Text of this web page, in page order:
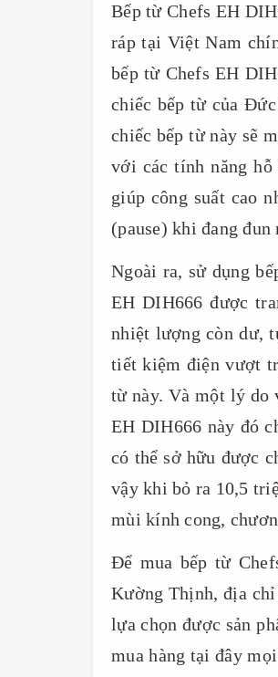
Bếp từ Chefs EH
ráp tại Việt Nam
bếp từ Chefs EH
chiếc bếp từ của
chiếc bếp từ này sẽ
với các tính năng hỗ
giúp công suất cao
(pause) khi đang
Ngoài ra, sử dụng
EH DIH666 được
nhiệt lượng còn dư,
tiết kiệm điện vượt
từ này. Và một lý do
EH DIH666 này đó
có thể sở hữu được
vậy khi bỏ ra 10,5
mùi kính cong,
Để mua bếp từ
Kường Thịnh, địa
lựa chọn được sản
mua hàng tại đây